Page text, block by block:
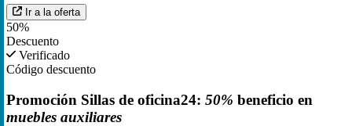
Ir a la oferta
50%
Descuento
Verificado
Código descuento
Promoción Sillas de oficina24: 50% beneficio en
muebles auxiliares